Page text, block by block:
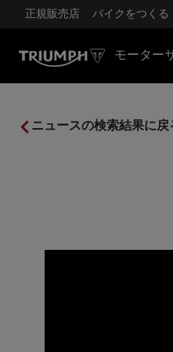
正規販売店 バイクをつくる
モーター
ニュースの検索結果に戻